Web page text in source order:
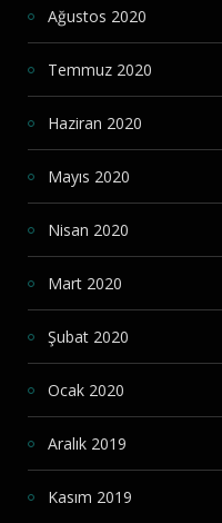
Ağustos 2020
Temmuz 2020
Haziran 2020
Mayıs 2020
Nisan 2020
Mart 2020
Şubat 2020
Ocak 2020
Aralık 2019
Kasım 2019